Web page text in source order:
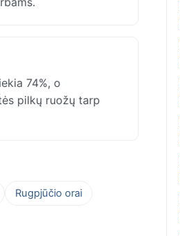
74%, o
pilkų ruožų tarp
Rugpjūčio orai